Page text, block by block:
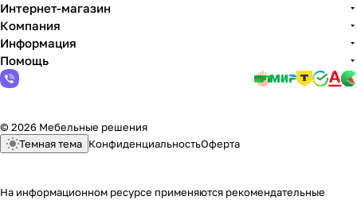
Интернет-магазин
Компания
Информация
Помощь
© 2026 Мебельные решения
Темная тема КонфиденциальностьОферта
На информационном ресурсе применяются рекомендательные